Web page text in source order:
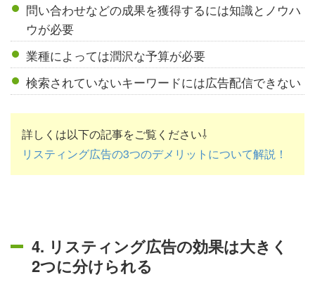
問い合わせなどの成果を獲得するには知識とノウハ
ウが必要
業種によっては潤沢な予算が必要
検索されていないキーワードには広告配信できない
詳しくは以下の記事をご覧ください⇩
リスティング広告の3つのデメリットについて解説！
4. リスティング広告の効果は大きく
2つに分けられる